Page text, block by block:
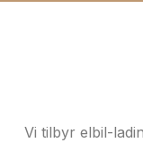
Vi tilbyr elbil-